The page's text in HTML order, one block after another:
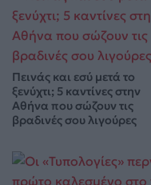
Πεινάς και εσύ μετά το
ξενύχτι; 5 καντίνες στην
Αθήνα που σώζουν τις
βραδινές σου λιγούρες